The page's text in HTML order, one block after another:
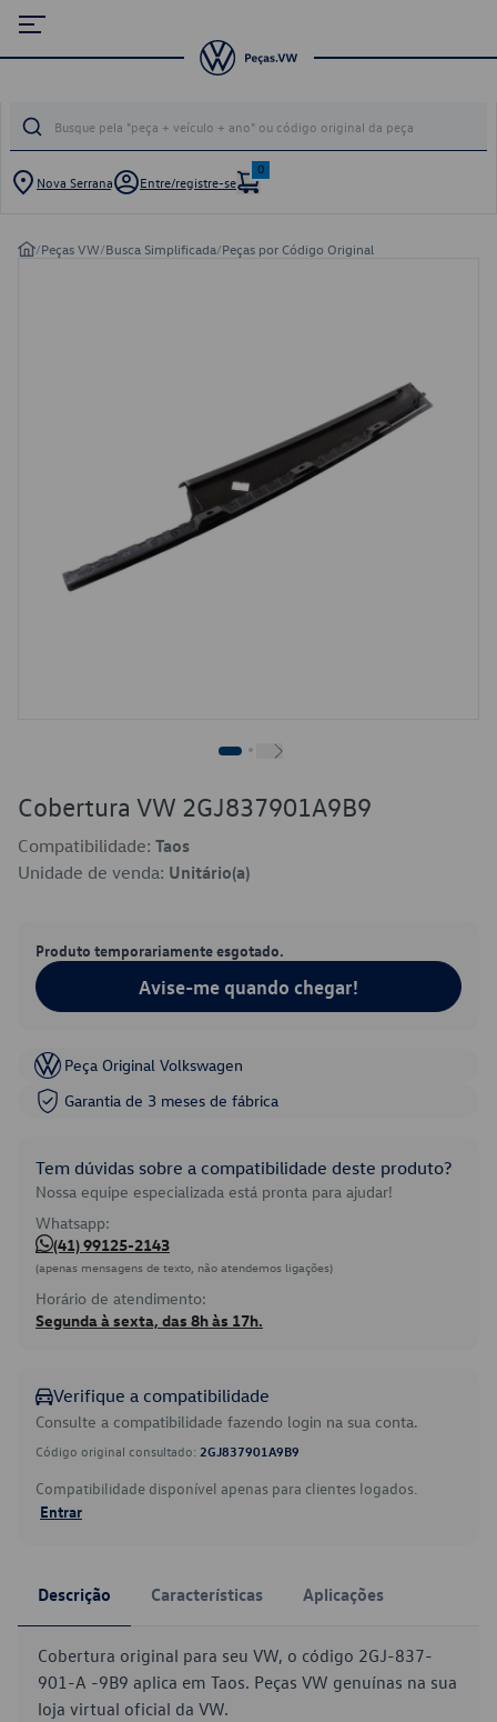
Nova Serrana Entre/registre-se
0
/Peças VW/Busca Simplificada/Peças por Código Original
Cobertura VW 2GJ837901A9B9
Compatibilidade: Taos
Unidade de venda: Unitário(a)
Produto temporariamente esgotado.
Avise-me quando chegar!
Peça Original Volkswagen
Garantia de 3 meses de fábrica
Tem dúvidas sobre a compatibilidade deste produto?
Nossa equipe especializada está pronta para ajudar!
Whatsapp:
(41) 99125-2143
(apenas mensagens de texto, não atendemos ligações)
Horário de atendimento:
Segunda à sexta, das 8h às 17h.
Verifique a compatibilidade
Consulte a compatibilidade fazendo login na sua conta.
Código original consultado: 2GJ837901A9B9
Compatibilidade disponível apenas para clientes logados.
Entrar
Descrição Características Aplicações
Cobertura original para seu VW, o código 2GJ-837-
901-A -9B9 aplica em Taos. Peças VW genuínas na sua
loja virtual oficial da VW.